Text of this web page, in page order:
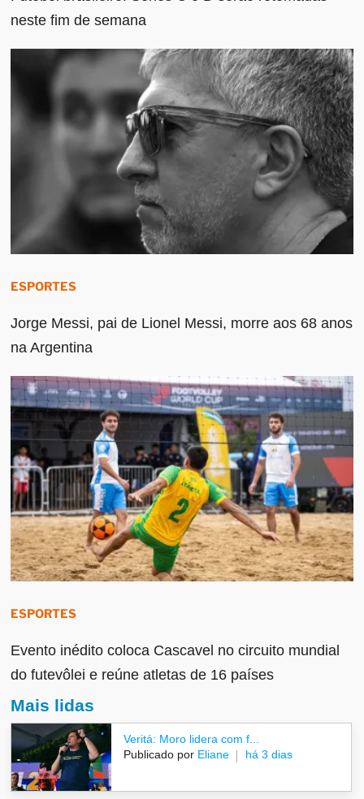
neste fim de semana
ESPORTES
Jorge Messi, pai de Lionel Messi, morre aos 68 anos
na Argentina
ESPORTES
Evento inédito coloca Cascavel no circuito mundial
do futevôlei e reúne atletas de 16 países
Mais lidas
Veritá: Moro lidera com f...
Publicado por Eliane há 3 dias